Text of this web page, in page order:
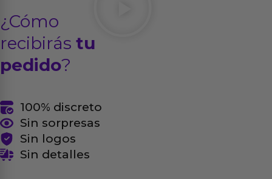
¿Cómo
recibirás tu
pedido?
100% discreto
Sin sorpresas
Sin logos
Sin detalles